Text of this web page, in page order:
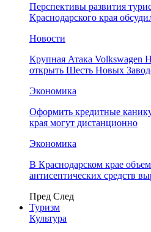
Перспективы развития
Краснодарского края
Новости
Крупная Атака Volkswagen
открыть Шесть Новых
Экономика
Оформить кредитные
края могут дистанционно
Экономика
В Краснодарском крае
антисептических средств
Пред След
Туризм
Культура